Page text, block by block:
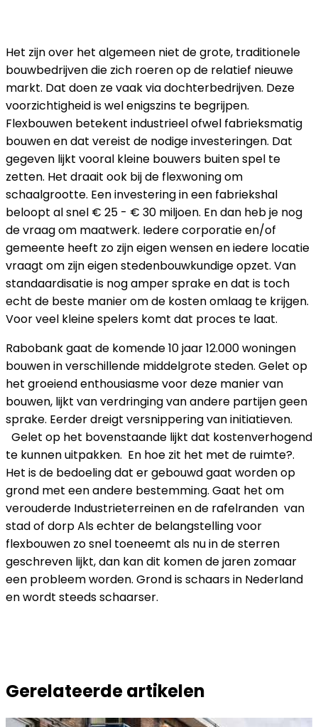
Het zijn over het algemeen niet de grote, traditionele
bouwbedrijven die zich roeren op de relatief nieuwe
markt. Dat doen ze vaak via dochterbedrijven. Deze
voorzichtigheid is wel enigszins te begrijpen.
Flexbouwen betekent industrieel ofwel fabrieksmatig
bouwen en dat vereist de nodige investeringen. Dat
gegeven lijkt vooral kleine bouwers buiten spel te
zetten. Het draait ook bij de flexwoning om
schaalgrootte. Een investering in een fabriekshal
beloopt al snel € 25 - € 30 miljoen. En dan heb je nog
de vraag om maatwerk. Iedere corporatie en/of
gemeente heeft zo zijn eigen wensen en iedere locatie
vraagt om zijn eigen stedenbouwkundige opzet. Van
standaardisatie is nog amper sprake en dat is toch
echt de beste manier om de kosten omlaag te krijgen.
Voor veel kleine spelers komt dat proces te laat.
Rabobank gaat de komende 10 jaar 12.000 woningen
bouwen in verschillende middelgrote steden. Gelet op
het groeiend enthousiasme voor deze manier van
bouwen, lijkt van verdringing van andere partijen geen
sprake. Eerder dreigt versnippering van initiatieven.
Gelet op het bovenstaande lijkt dat kostenverhogend
te kunnen uitpakken. En hoe zit het met de ruimte?.
Het is de bedoeling dat er gebouwd gaat worden op
grond met een andere bestemming. Gaat het om
verouderde Industrieterreinen en de rafelranden van
stad of dorp Als echter de belangstelling voor
flexbouwen zo snel toeneemt als nu in de sterren
geschreven lijkt, dan kan dit komen de jaren zomaar
een probleem worden. Grond is schaars in Nederland
en wordt steeds schaarser.
Gerelateerde artikelen